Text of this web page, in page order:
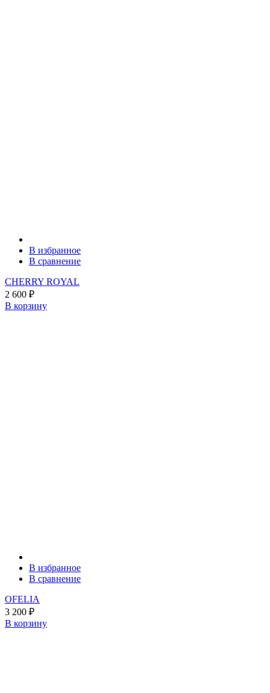
В избранное
В сравнение
CHERRY ROYAL
2 600 ₽
В корзину
В избранное
В сравнение
OFELIA
3 200 ₽
В корзину